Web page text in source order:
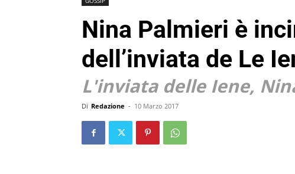
Nina Palmieri è
dell’inviata de Le
L'inviata delle Iene,
Di Redazione - 10 Marzo 2017